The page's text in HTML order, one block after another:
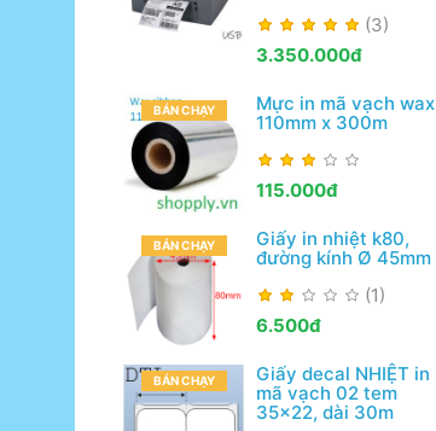
(3)
3.350.000đ
BÁN CHẠY
Mực in mã vạch wax
110mm x 300m
115.000đ
BÁN CHẠY
Giấy in nhiệt k80,
đường kính Ø 45mm
(1)
6.500đ
BÁN CHẠY
Giấy decal NHIỆT in
mã vạch 02 tem
35x22, dài 30m